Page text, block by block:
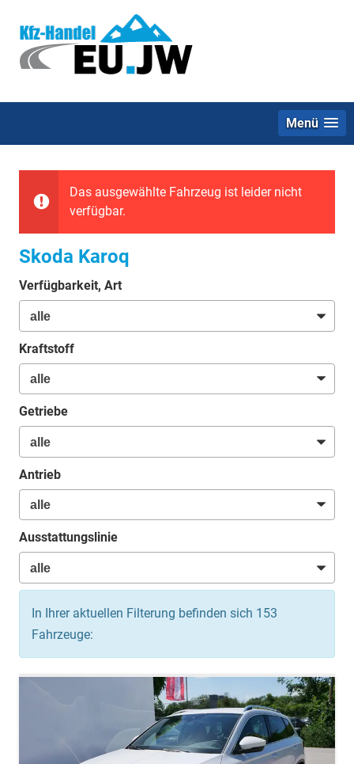
Menü
Das ausgewählte Fahrzeug ist leider nicht
verfügbar.
Skoda Karoq
Verfügbarkeit, Art
Kraftstoff
Getriebe
Antrieb
Ausstattungslinie
In Ihrer aktuellen Filterung befinden sich 153
Fahrzeuge: